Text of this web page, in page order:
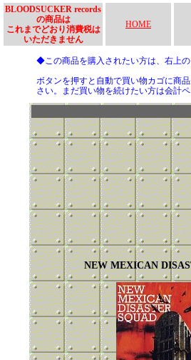
BLOODSUCKER records
の商品は
これまでどおり消費税は
いただきません
HOME
◆この商品を購入されたい方は、右上
ボタンを押すと自動で買い物カゴに商
さい。まだ買い物を続けたい方は会計
NEW MEXICAN